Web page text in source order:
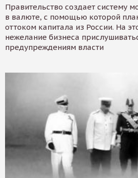
Правительство создает систему
в валюте, с помощью которой
оттоком капитала из России. На
нежелание бизнеса
предупреждениям власти